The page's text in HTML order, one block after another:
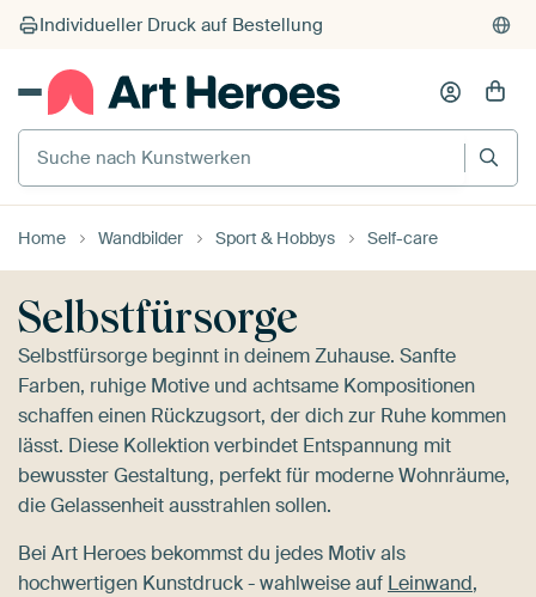
Suche nach Kunstwerken
Home Wandbilder Sport & Hobbys Self-care
Selbstfürsorge
Selbstfürsorge beginnt in deinem Zuhause. Sanfte
Farben, ruhige Motive und achtsame Kompositionen
schaffen einen Rückzugsort, der dich zur Ruhe kommen
lässt. Diese Kollektion verbindet Entspannung mit
bewusster Gestaltung, perfekt für moderne Wohnräume,
die Gelassenheit ausstrahlen sollen.
Bei Art Heroes bekommst du jedes Motiv als
hochwertigen Kunstdruck - wahlweise auf Leinwand,